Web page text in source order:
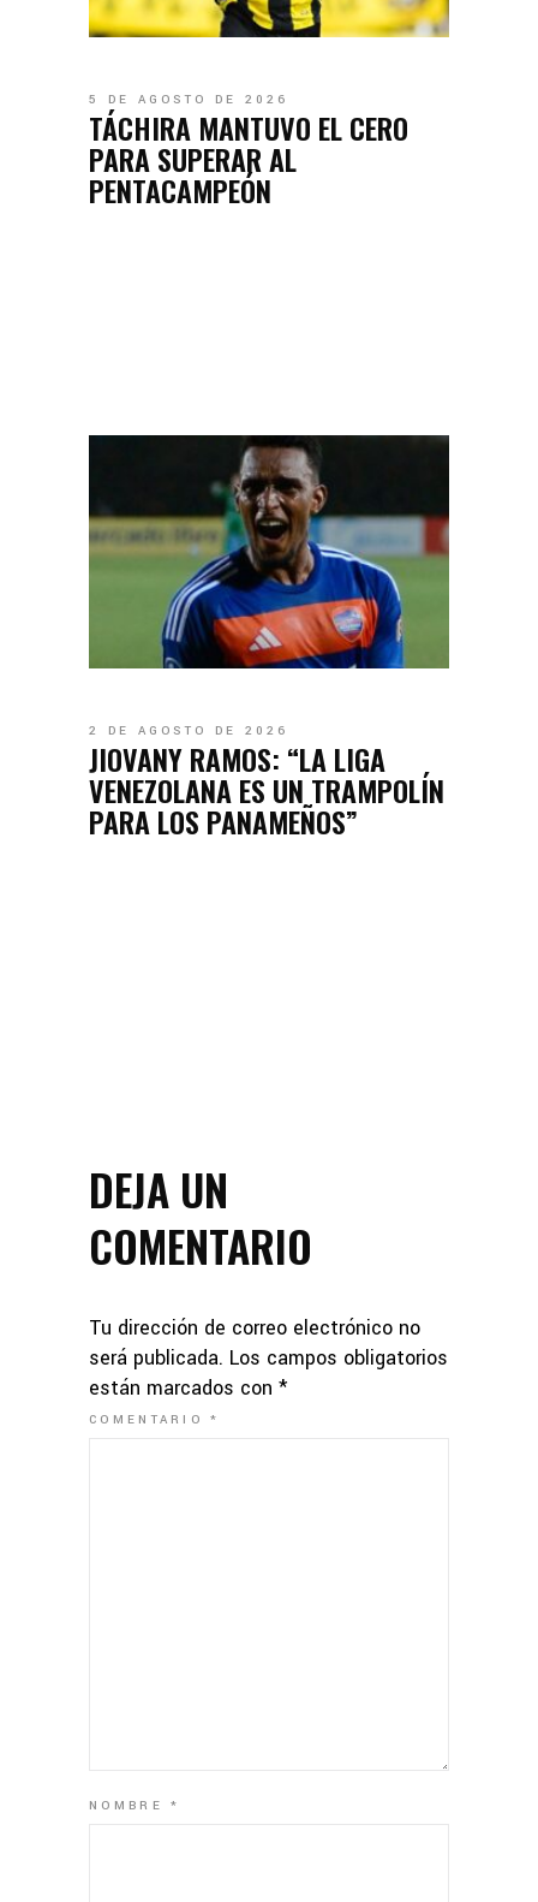
5 DE AGOSTO DE 2026
TÁCHIRA MANTUVO EL CERO
PARA SUPERAR AL
PENTACAMPEÓN
2 DE AGOSTO DE 2026
JIOVANY RAMOS: “LA LIGA
VENEZOLANA ES UN TRAMPOLÍN
PARA LOS PANAMEÑOS”
DEJA UN
COMENTARIO
Tu dirección de correo electrónico no
será publicada. Los campos obligatorios
están marcados con *
COMENTARIO*
NOMBRE*